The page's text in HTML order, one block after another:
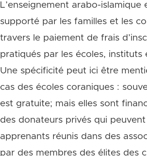
L’enseignement arabo-islamique
supporté par les familles et les
travers le paiement de frais
pratiqués par les écoles, instituts
Une spécificité peut ici être
cas des écoles coraniques :
est gratuite; mais elles sont
des donateurs privés qui peuvent
apprenants réunis dans des
par des membres des élites des